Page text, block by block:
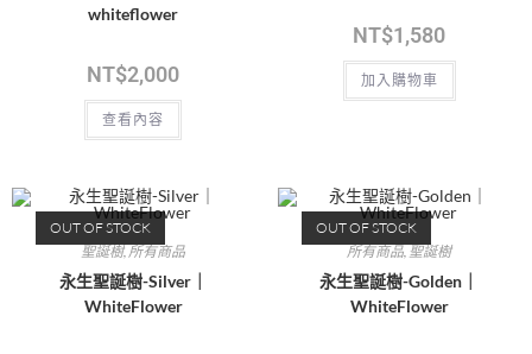
whiteflower
NT$2,000
查看內容
NT$1,580
加入購物車
OUT OF STOCK
聖誕樹,所有商品
永生聖誕樹-Silver｜
WhiteFlower
OUT OF STOCK
所有商品,聖誕樹
永生聖誕樹-Golden｜
WhiteFlower